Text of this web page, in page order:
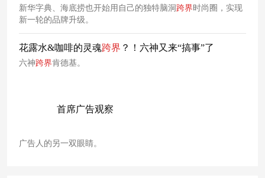
新华字典、海底捞也开始用自己的独特脑洞跨界时尚圈，实现
新一轮的品牌升级。
花露水&咖啡的灵魂跨界 ？！六神又来“搞事”了
六神跨界肯德基。
首席广告观察
广告人的另一双眼睛。